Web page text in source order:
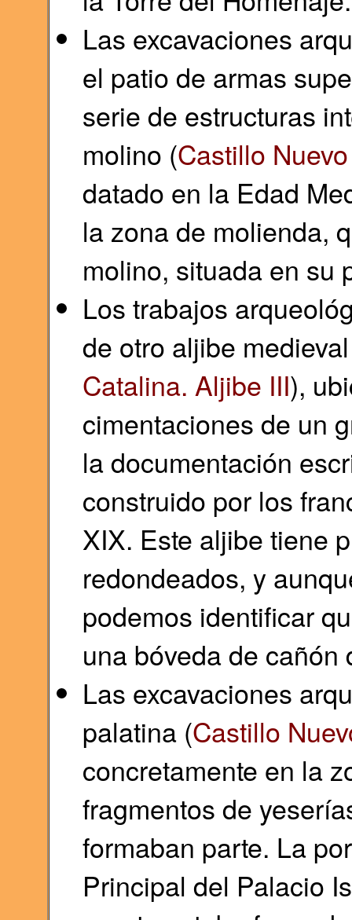
Las excavaciones
el patio de armas
serie de estructuras
molino (Castillo
datado en la Edad
la zona de molienda,
molino, situada en su
Los trabajos
de otro aljibe
Catalina. Aljibe III),
cimentaciones de un
la documentación
construido por los
XIX. Este aljibe tiene
redondeados, y
podemos identificar
una bóveda de cañón
Las excavaciones
palatina (Castillo
concretamente en la
fragmentos de
formaban parte. La
Principal del Palacio